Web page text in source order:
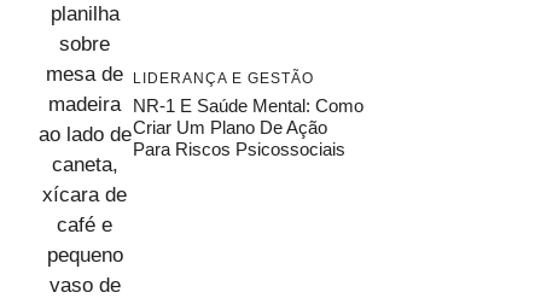
LIDERANÇA E GESTÃO
NR-1 E Saúde Mental: Como
Criar Um Plano De Ação
Para Riscos Psicossociais